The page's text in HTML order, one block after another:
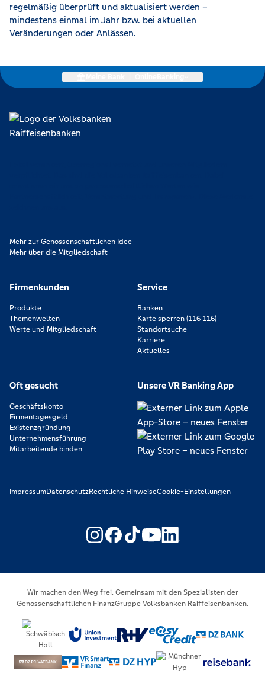
regelmäßig überprüft und aktualisiert werden –
mindestens einmal im Jahr bzw. bei aktuellen
Veränderungen oder Anlässen.
Mehr zur Genossenschaftlichen Idee
Mehr über die Mitgliedschaft
Firmenkunden
Produkte
Themenwelten
Werte und Mitgliedschaft
Service
Banken
Karte sperren (116 116)
Standortsuche
Karriere
Aktuelles
Oft gesucht
Geschäftskonto
Firmentagesgeld
Existenzgründung
Unternehmensführung
Mitarbeitende binden
Unsere VR Banking App
ImpressumDatenschutzRechtliche HinweiseCookie-Einstellungen
https://www.youtube.com/
https://
Wir machen den Weg frei. Gemeinsam mit den Spezialisten der
Genossenschaftlichen FinanzGruppe Volksbanken Raiffeisenbanken.